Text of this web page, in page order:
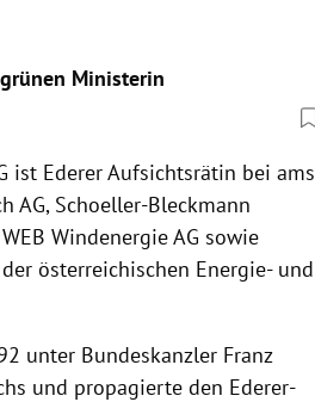
Ministerin
ist Ederer Aufsichtsrätin bei ams
AG, Schoeller-Bleckmann
Windenergie AG sowie
österreichischen Energie- und
unter Bundeskanzler Franz
und propagierte den Ederer-